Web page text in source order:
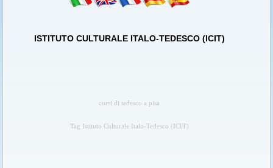
ISTITUTO CULTURALE ITALO-TEDESCO (ICIT)
corsi di tedesco a pisa
Tag Istituto Culturale Italo-Tedesco (ICIT)